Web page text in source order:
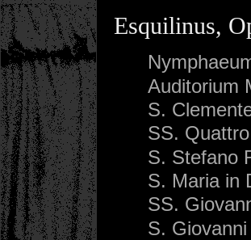
Esquilinus,
Auditorium
S.
SS.
S. Stefano
S. Maria in
SS.
S.